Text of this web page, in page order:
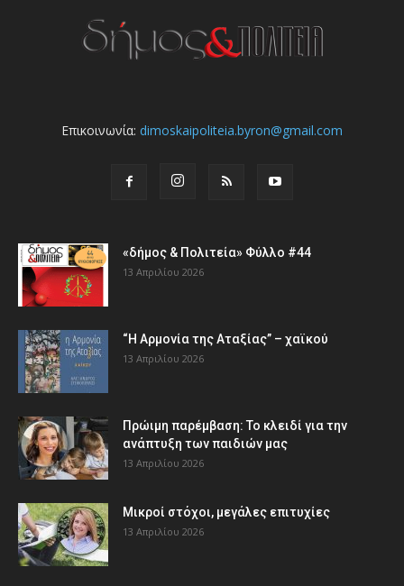
Επικοινωνία: dimoskaipoliteia.byron@gmail.com
«δήμος & Πολιτεία» Φύλλο #44
13 Απριλίου 2026
“Η Αρμονία της Αταξίας” – χαϊκού
13 Απριλίου 2026
Πρώιμη παρέμβαση: Το κλειδί για την
ανάπτυξη των παιδιών µας
13 Απριλίου 2026
Μικροί στόχοι, μεγάλες επιτυχίες
13 Απριλίου 2026